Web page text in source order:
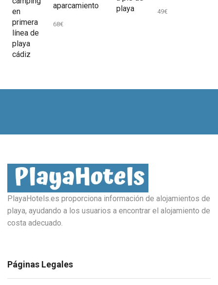
aparcamiento
68€
49€
PlayaHotels.es proporciona información de alojamientos de
playa, ayudando a los usuarios a encontrar el alojamiento de
costa adecuado.
Páginas Legales